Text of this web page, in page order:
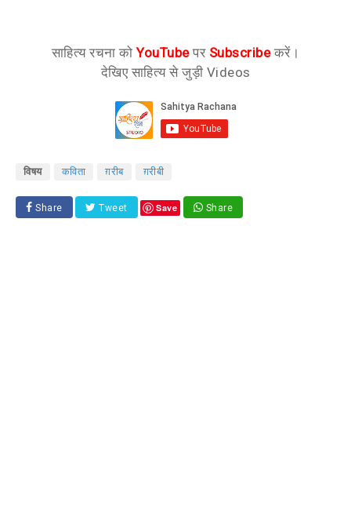
साहित्य रचना कोYouTubeपर Subscribeकरें।
देखिए साहित्य से जुड़ी Videos
विषय कविता ग़रीब ग़रीबी
Share Tweet Save Share